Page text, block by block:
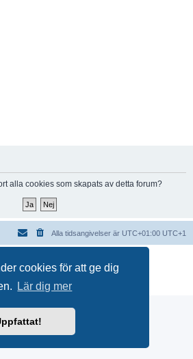
cookies för att ge dig
Lär dig mer
alla cookies som skapats av detta forum?
Alla tidsangivelser är UTC+01:00 UTC+1
byphpBB Sweden© 2006-2018
|Användarvillkor